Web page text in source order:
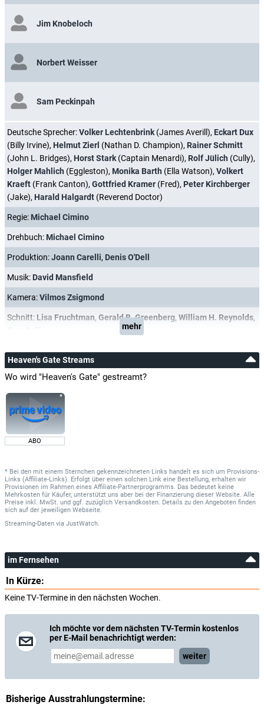
Jim Knobeloch
Norbert Weisser
Sam Peckinpah
Deutsche Sprecher:Volker Lechtenbrink (James Averill), Eckart Dux
(Billy Irvine), Helmut Zierl (Nathan D. Champion), Rainer Schmitt
(John L. Bridges), Horst Stark (Captain Menardi), Rolf Jülich (Cully),
Holger Mahlich (Eggleston), Monika Barth (Ella Watson), Volkert
Kraeft (Frank Canton), Gottfried Kramer (Fred), Peter Kirchberger
(Jake), Harald Halgardt (Reverend Doctor)
Regie: Michael Cimino
Drehbuch: Michael Cimino
Produktion:Joann Carelli, Denis O'Dell
Musik: David Mansfield
Kamera:Vilmos Zsigmond
Schnitt: Lisa Fruchtman, Gerald B. Greenberg, William H. Reynolds,
mehr
Heaven's Gate Streams
Wo wird "Heaven's Gate" gestreamt?
ABO
* Bei den mit einem Sternchen gekennzeichneten Links handelt es sich um Provisions-
Links (Affiliate-Links). Erfolgt über einen solchen Link eine Bestellung, erhalten wir
Provisionen im Rahmen eines Affiliate-Partnerprogramms. Das bedeutet keine
Mehrkosten für Käufer, unterstützt uns aber bei der Finanzierung dieser Website. Alle
Preise inkl. MwSt. und ggf. zuzüglich Versandkosten. Details zu den Angeboten finden
sich auf der jeweiligen Webseite.
Streaming-Daten via JustWatch.
im Fernsehen
In Kürze:
Keine TV-Termine in den nächsten Wochen.
Ich möchte vor dem nächsten TV-Termin kostenlos
per E-Mail benachrichtigt werden:
weiter
Bisherige Ausstrahlungstermine: